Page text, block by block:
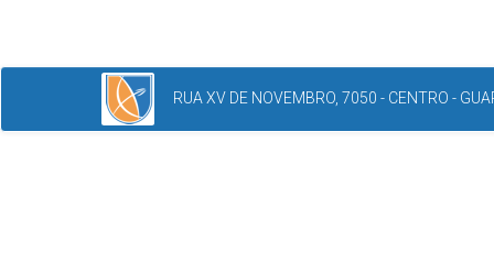
RUA XV DE NOVEMBRO, 7050 - CENTRO -